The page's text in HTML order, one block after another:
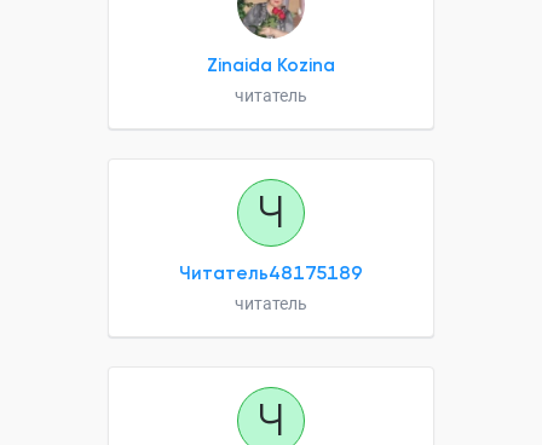
Zinaida Kozina
читатель
Ч
Читатель48175189
читатель
Ч